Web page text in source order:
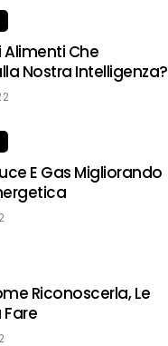
Alimenti Che
Nostra Intelligenza?
E Gas Migliorando
Riconoscerla, Le
Fare